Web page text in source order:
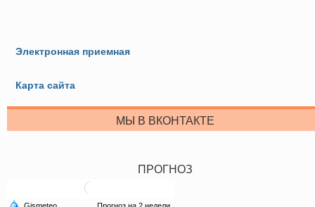
Электронная приемная
Карта сайта
МЫ В ВКОНТАКТЕ
ПРОГНОЗ